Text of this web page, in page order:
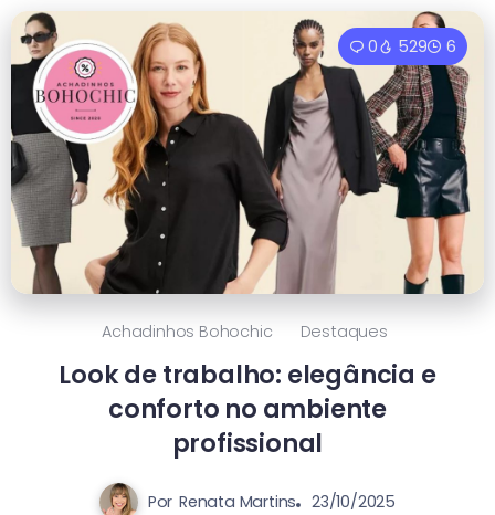
0 529 6
Achadinhos Bohochic Destaques
Look de trabalho: elegância e
conforto no ambiente
profissional
Por Renata Martins 23/10/2025